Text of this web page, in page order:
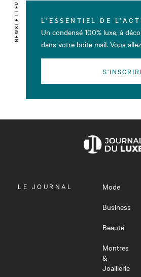
NEWSLETTER L’ESSENTIEL DE
Un condensé 100% luxe, à
dans votre boîte mail. Vous
OUVRIR
LE JOURNAL
Mode
Business
Beauté
Montres
&
Joaillerie